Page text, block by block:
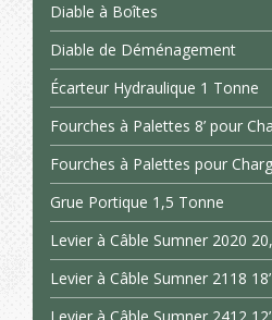
Diable à Boîtes
Diable de Déménagement
Écarteur Hydraulique 1 Tonne
Fourches à Palettes 8’ pour
Fourches à Palettes pour
Grue Portique 1,5 Tonne
Levier à Câble Sumner 2020
Levier à Câble Sumner 2118 18’